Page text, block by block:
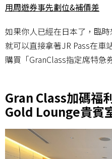
用周遊券事先劃位&補價差
如果你人已經在日本了，臨
就可以直接拿著JR Pass在車
購買「GranClass指定席特急
Gran Class加碼福
Gold Lounge貴賓